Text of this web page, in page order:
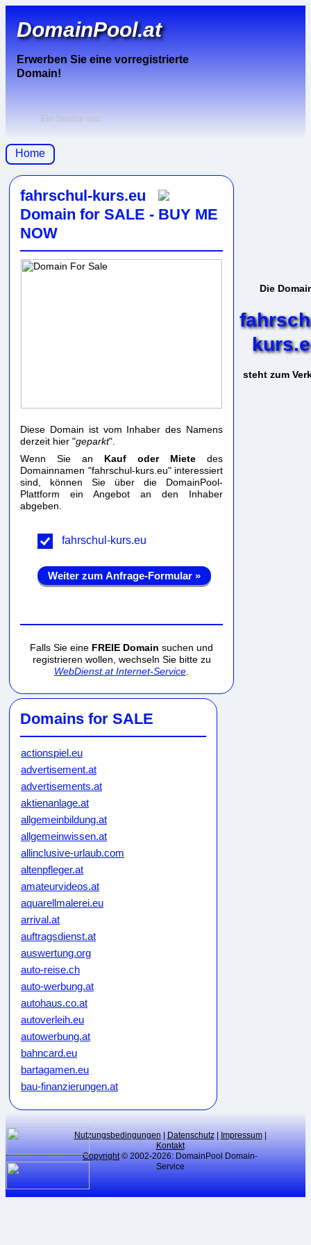
DomainPool.at
Erwerben Sie eine vorregistrierte
Domain!
Ein Service von
Home
fahrschul-kurs.eu
Domain for SALE - BUY ME
NOW
Die
steht zum
Diese Domain ist vom Inhaber des Namens
derzeit hier "geparkt".
Wenn Sie an Kauf oder Miete des
Domainnamen "fahrschul-kurs.eu" interessiert
sind, können Sie über die DomainPool-
Plattform ein Angebot an den Inhaber
abgeben.
fahrschul-kurs.eu
Weiter zum Anfrage-Formular »
Falls Sie eine FREIE Domain suchen und
registrieren wollen, wechseln Sie bitte zu
WebDienst.at Internet-Service
Domains for SALE
actionspiel.eu
advertisement.at
advertisements.at
aktienanlage.at
allgemeinbildung.at
allgemeinwissen.at
allinclusive-urlaub.com
altenpfleger.at
amateurvideos.at
aquarellmalerei.eu
arrival.at
auftragsdienst.at
auswertung.org
auto-reise.ch
auto-werbung.at
autohaus.co.at
autoverleih.eu
autowerbung.at
bahncard.eu
bartagamen.eu
bau-finanzierungen.at
blumenkauf.at
börsenmakler.eu
Nutzungsbedingungen Datenschutz| Impressum|
Kontakt
Copyright© 2002-2026: DomainPool Domain-
Service